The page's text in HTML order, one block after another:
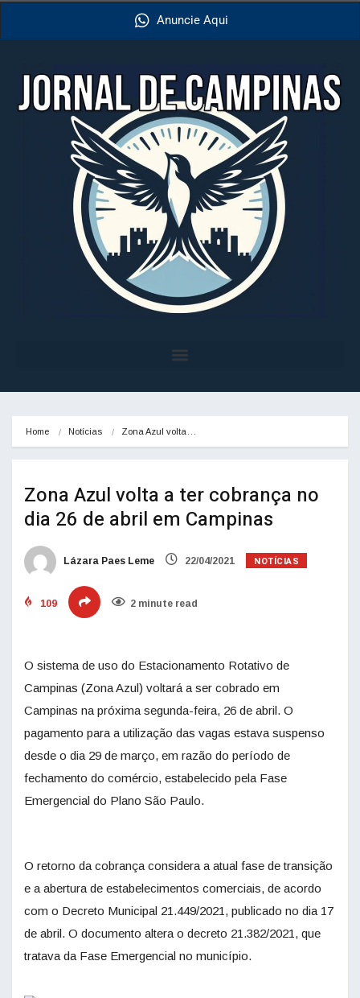
Anuncie Aqui
Home Notícias Zona Azul volta…
Zona Azul volta a ter cobrança no
dia 26 de abril em Campinas
Lázara Paes Leme 22/04/2021 NOTÍCIAS
109 2 minute read
O sistema de uso do Estacionamento Rotativo de
Campinas (Zona Azul) voltará a ser cobrado em
Campinas na próxima segunda-feira, 26 de abril. O
pagamento para a utilização das vagas estava suspenso
desde o dia 29 de março, em razão do período de
fechamento do comércio, estabelecido pela Fase
Emergencial do Plano São Paulo.
O retorno da cobrança considera a atual fase de transição
e a abertura de estabelecimentos comerciais, de acordo
com o Decreto Municipal 21.449/2021, publicado no dia 17
de abril. O documento altera o decreto 21.382/2021, que
tratava da Fase Emergencial no município.